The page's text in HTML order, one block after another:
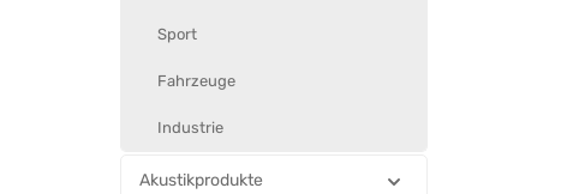
Sport
Fahrzeuge
Industrie
Akustikprodukte